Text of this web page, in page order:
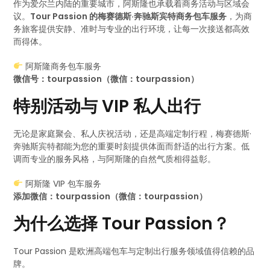
作为爱尔兰内陆的重要城市，阿斯隆也承载着商务活动与区域会
议。 Tour Passion 的梅赛德斯·奔驰斯宾特商务包车服务 ，为商
务旅客提供安静、准时与专业的出行环境，让每一次接送都高效
而得体。
阿斯隆商务包车服务
微信号：tourpassion（微信：tourpassion）
特别活动与 VIP 私人出行
无论是家庭聚会、私人庆祝活动，还是高端定制行程，梅赛德斯·
奔驰斯宾特都能为您的重要时刻提供体面而舒适的出行方案。低
调而专业的服务风格，与阿斯隆的自然气质相得益彰。
阿斯隆 VIP 包车服务
添加微信：tourpassion（微信：tourpassion）
为什么选择 Tour Passion？
Tour Passion 是欧洲高端包车与定制出行服务领域值得信赖的品
牌。